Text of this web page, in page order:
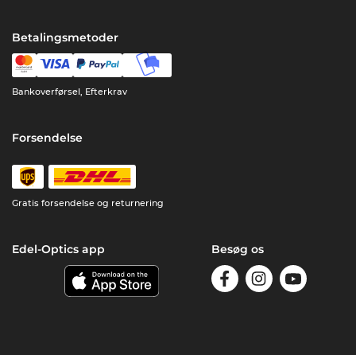
Betalingsmetoder
Bankoverførsel, Efterkrav
Forsendelse
Gratis forsendelse og returnering
Edel-Optics app Besøg os